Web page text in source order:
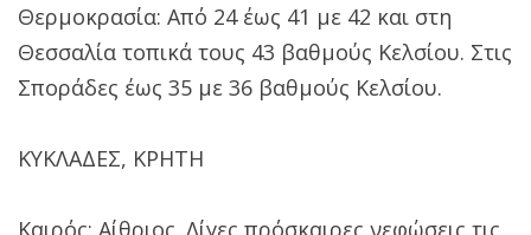
Θερμοκρασία: Από 24 έως 41 με 42 και στη
Θεσσαλία τοπικά τους 43 βαθμούς Κελσίου. Στις
Σποράδες έως 35 με 36 βαθμούς Κελσίου.
ΚΥΚΛΑΔΕΣ, ΚΡΗΤΗ
Καιρός: Αίθριος. Λίγες πρόσκαιρες νεφώσεις τις